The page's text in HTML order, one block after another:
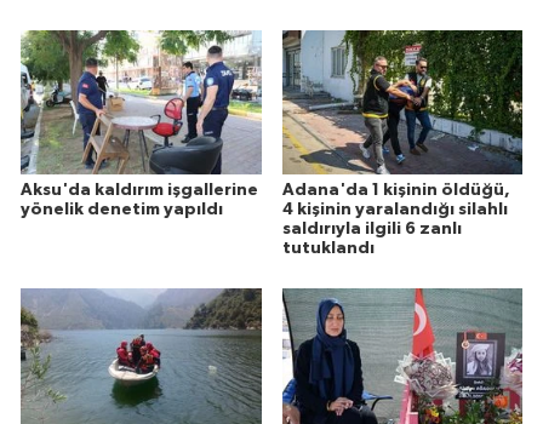
Aksu'da kaldırım işgallerine
yönelik denetim yapıldı
Adana'da 1 kişinin öldüğü,
4 kişinin yaralandığı silahlı
saldırıyla ilgili 6 zanlı
tutuklandı